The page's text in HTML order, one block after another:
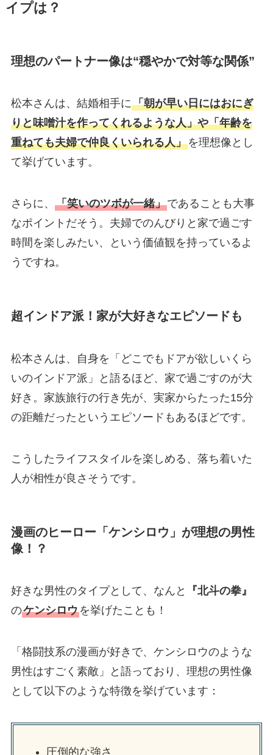
イプは？
理想のパートナー像は“穏やかで対等な関係”
松本さんは、結婚相手に「朝が早い日にはおにぎ
りと味噌汁を作ってくれるような人」や「年齢を
重ねても夫婦で仲良くいられる人」を理想像とし
て挙げています。
さらに、 「笑いのツボが一緒」であることも大事
なポイントだそう。夫婦でのんびりと家で過ごす
時間を楽しみたい、という価値観を持っているよ
うですね。
超インドア派！家が大好きなエピソードも
松本さんは、自身を「どこでもドアが欲しいくら
いのインドア派」と語るほど、家で過ごすのが大
好き。家族旅行の行き先が、実家からたった15分
の距離だったというエピソードもあるほどです。
こうしたライフスタイルを楽しめる、落ち着いた
人が相性が良さそうです。
漫画のヒーロー「ケンシロウ」が理想の男性
像！？
好きな男性のタイプとして、なんと
『北斗の拳』
のケンシロウを挙げたことも！
「格闘技系の漫画が好きで、ケンシロウのような
男性はすごく素敵」と語っており、理想の男性像
として以下のような特徴を挙げています：
圧倒的な強さ